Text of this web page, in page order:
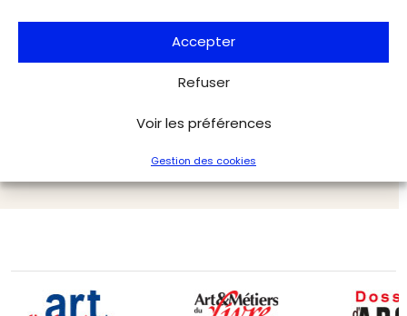
Accepter
Refuser
Voir les préférences
Gestion des cookies
majeurs pour la Bibliothèque nationale de France
Exclu web Bibliophilie